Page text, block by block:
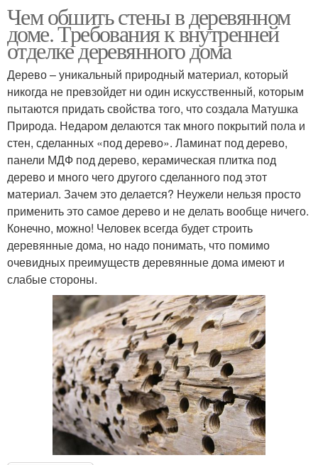
Чем обшить стены в деревянном
доме. Требования к внутренней
отделке деревянного дома
Дерево – уникальный природный материал, который
никогда не превзойдет ни один искусственный, которым
пытаются придать свойства того, что создала Матушка
Природа. Недаром делаются так много покрытий пола и
стен, сделанных «под дерево». Ламинат под дерево,
панели МДФ под дерево, керамическая плитка под
дерево и много чего другого сделанного под этот
материал. Зачем это делается? Неужели нельзя просто
применить это самое дерево и не делать вообще ничего.
Конечно, можно! Человек всегда будет строить
деревянные дома, но надо понимать, что помимо
очевидных преимуществ деревянные дома имеют и
слабые стороны.